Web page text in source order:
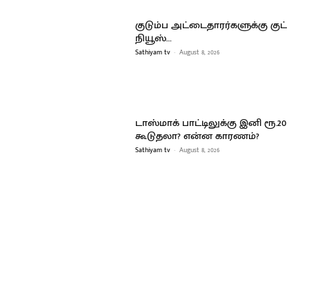
குடும்ப அட்டைதாரர்களுக்கு குட்
நியூஸ்…
Sathiyam tv - August 8, 2026
டாஸ்மாக் பாட்டிலுக்கு இனி ரூ.20
கூடுதலா? என்ன காரணம்?
Sathiyam tv - August 8, 2026